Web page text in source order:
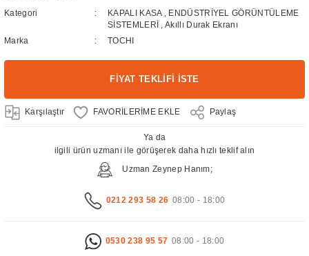
Kategori KAPALI KASA
ENDÜSTRİYEL GÖRÜNTÜLEME
SİSTEMLERİ
,Akıllı Durak Ekranı
Marka
TOCHI
FİYAT TEKLİFİ İSTE
Karşılaştır Paylaş
Ya da
ilgili ürün uzmanı ile görüşerek daha hızlı teklif alın
Uzman Zeynep Hanım;
0212 293 58 26 08:00 - 18:00
0530 238 95 57 08:00 - 18:00